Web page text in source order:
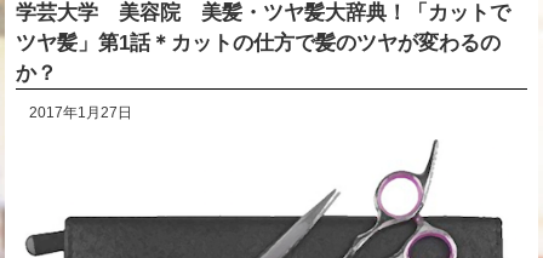
学芸大学 美容院 美髪・ツヤ髪大辞典！「カットで
ツヤ髪」第1話＊カットの仕方で髪のツヤが変わるの
か？
2017年1月27日